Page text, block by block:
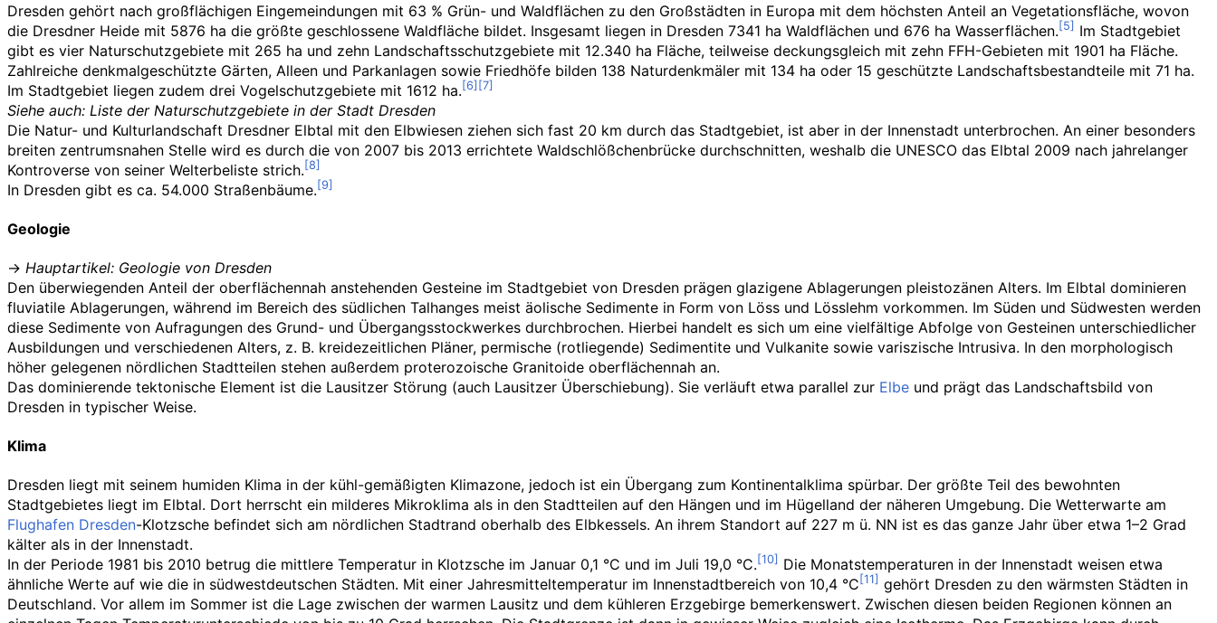
Dresden gehört nach großflächigen Eingemeindungen mit 63 % Grün- und Waldflächen zu den Großstädten in Europa mit dem höchsten Anteil an Vegetationsfläche, wovon
die Dresdner Heide mit 5876 ha die größte geschlossene Waldfläche bildet. Insgesamt liegen in Dresden 7341 ha Waldflächen und 676 ha Wasserflächen.
Im Stadtgebiet
gibt es vier Naturschutzgebiete mit 265 ha und zehn Landschaftsschutzgebiete mit 12.340 ha Fläche, teilweise deckungsgleich mit zehn FFH-Gebieten mit 1901 ha Fläche.
Zahlreiche denkmalgeschützte Gärten, Alleen und Parkanlagen sowie Friedhöfe bilden 138 Naturdenkmäler mit 134 ha oder 15 geschützte Landschaftsbestandteile mit 71 ha.
Im Stadtgebiet liegen zudem drei Vogelschutzgebiete mit 1612 ha.
Siehe auch: Liste der Naturschutzgebiete in der Stadt Dresden
Die Natur- und Kulturlandschaft Dresdner Elbtal mit den Elbwiesen ziehen sich fast 20 km durch das Stadtgebiet, ist aber in der Innenstadt unterbrochen. An einer besonders
breiten zentrumsnahen Stelle wird es durch die von 2007 bis 2013 errichtete Waldschlößchenbrücke durchschnitten, weshalb die UNESCO das Elbtal 2009 nach jahrelanger
Kontroverse von seiner Welterbeliste strich.
In Dresden gibt es ca. 54.000 Straßenbäume.
Geologie
→ Hauptartikel: Geologie von Dresden
Den überwiegenden Anteil der oberflächennah anstehenden Gesteine im Stadtgebiet von Dresden prägen glazigene Ablagerungen pleistozänen Alters. Im Elbtal dominieren
fluviatile Ablagerungen, während im Bereich des südlichen Talhanges meist äolische Sedimente in Form von Löss und Lösslehm vorkommen. Im Süden und Südwesten werden
diese Sedimente von Aufragungen des Grund- und Übergangsstockwerkes durchbrochen. Hierbei handelt es sich um eine vielfältige Abfolge von Gesteinen unterschiedlicher
Ausbildungen und verschiedenen Alters, z. B. kreidezeitlichen Pläner, permische (rotliegende) Sedimentite und Vulkanite sowie variszische Intrusiva. In den morphologisch
höher gelegenen nördlichen Stadtteilen stehen außerdem proterozoische Granitoide oberflächennah an.
Das dominierende tektonische Element ist die Lausitzer Störung (auch Lausitzer Überschiebung). Sie verläuft etwa parallel zur Elbe und prägt das Landschaftsbild von
Dresden in typischer Weise.
Klima
Dresden liegt mit seinem humiden Klima in der kühl-gemäßigten Klimazone, jedoch ist ein Übergang zum Kontinentalklima spürbar. Der größte Teil des bewohnten
Stadtgebietes liegt im Elbtal. Dort herrscht ein milderes Mikroklima als in den Stadtteilen auf den Hängen und im Hügelland der näheren Umgebung. Die Wetterwarte am
Flughafen Dresden-Klotzsche befindet sich am nördlichen Stadtrand oberhalb des Elbkessels. An ihrem Standort auf 227 m ü. NN ist es das ganze Jahr über etwa 1–2 Grad
kälter als in der Innenstadt.
In der Periode 1981 bis 2010 betrug die mittlere Temperatur in Klotzsche im Januar 0,1 °C und im Juli 19,0 °C.
Die Monatstemperaturen in der Innenstadt weisen etwa
ähnliche Werte auf wie die in südwestdeutschen Städten. Mit einer Jahresmitteltemperatur im Innenstadtbereich von 10,4 °C
gehört Dresden zu den wärmsten Städten in
Deutschland. Vor allem im Sommer ist die Lage zwischen der warmen Lausitz und dem kühleren Erzgebirge bemerkenswert. Zwischen diesen beiden Regionen können an